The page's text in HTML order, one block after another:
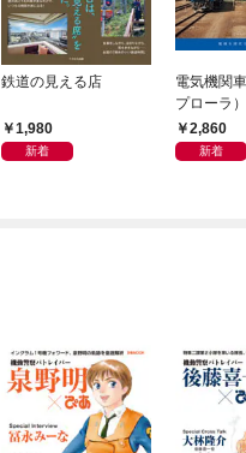
鉄道の見える店
1,980
新着
電気機関
プローラ
2,860
新着